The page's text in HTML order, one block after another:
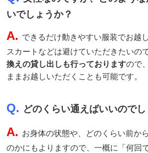
いでしょうか？
A. できるだけ動きやすい服装でお越
スカートなどは避けていただきたいの
換えの貸し出しも行っておりますので
ままお越しいただくことも可能です。
Q. どのくらい通えばいいのでし
A. お身体の状態や、どのくらい前か
のかにもよりますので、一概に「何回